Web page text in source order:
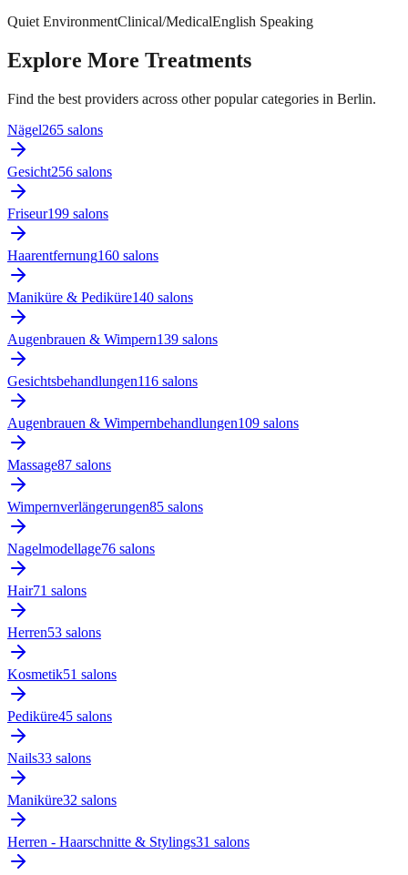
Quiet EnvironmentClinical/MedicalEnglish Speaking
Explore More Treatments
Find the best providers across other popular categories in Berlin.
Nägel265 salons
Gesicht256 salons
Friseur199 salons
Haarentfernung160 salons
Maniküre & Pediküre140 salons
Augenbrauen & Wimpern139 salons
Gesichtsbehandlungen116 salons
Augenbrauen & Wimpernbehandlungen109 salons
Massage87 salons
Wimpernverlängerungen85 salons
Nagelmodellage76 salons
Hair71 salons
Herren53 salons
Kosmetik51 salons
Pediküre45 salons
Nails33 salons
Maniküre32 salons
Herren - Haarschnitte & Stylings31 salons